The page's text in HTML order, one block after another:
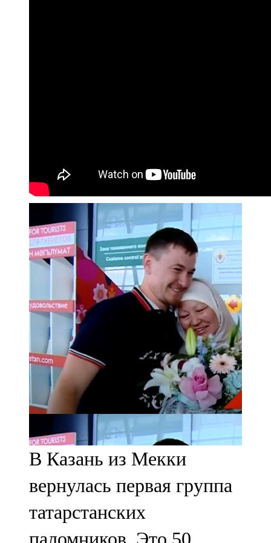
107,7 FM
Чистай
103,0 FM
Чүпрәле
91,0 FM
Шәмәрдән
102,3 FM
Яңа чишмә
107,0 FM
Яр Чаллы
105,5 FM
В Казань из Мекки
вернулась первая группа
татарстанских